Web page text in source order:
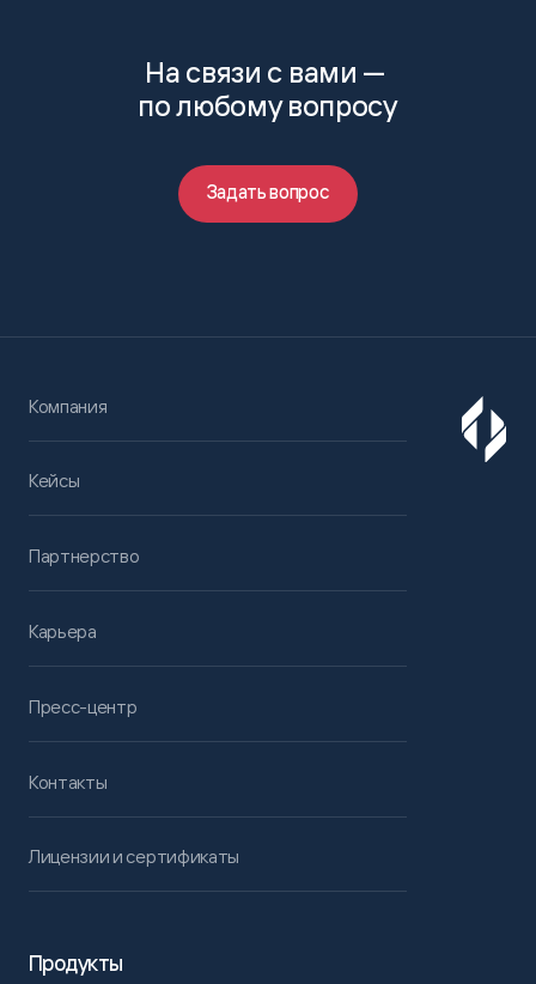
На связи с вами —
по любому вопросу
Задать вопрос
Компания
Кейсы
Партнерство
Карьера
Пресс-центр
Контакты
Лицензии и сертификаты
Продукты